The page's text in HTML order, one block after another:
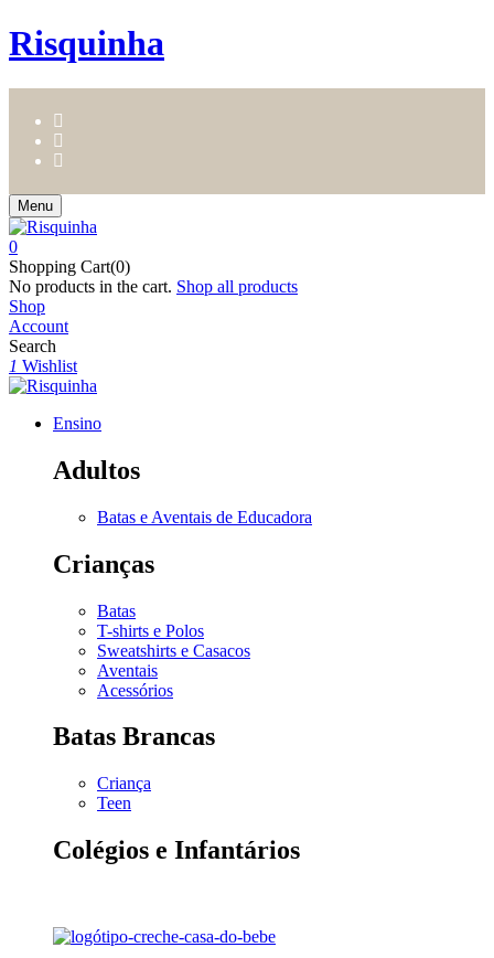
Risquinha
Menu
0
Shopping Cart(0)
No products in the cart. Shop all products
Shop
Account
Search
1 Wishlist
Ensino
Adultos
Batas e Aventais de Educadora
Crianças
Batas
T-shirts e Polos
Sweatshirts e Casacos
Aventais
Acessórios
Batas Brancas
Criança
Teen
Colégios e Infantários